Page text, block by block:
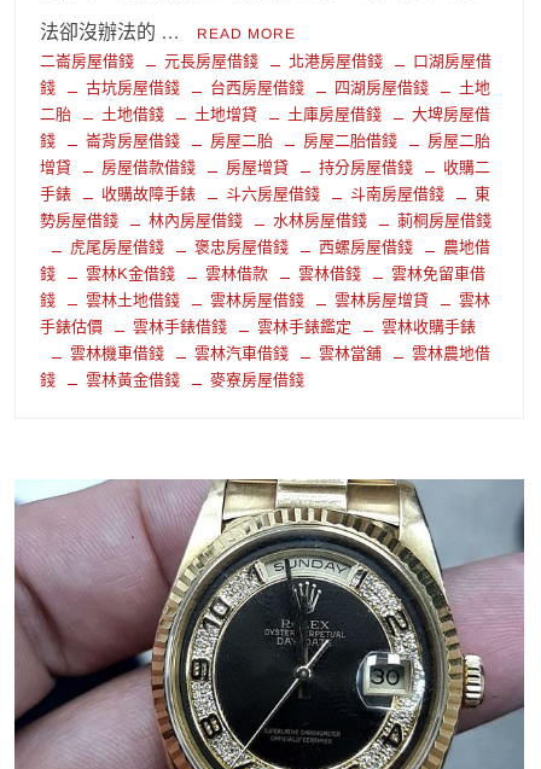
法卻沒辦法的 … READ MORE
二崙房屋借錢 元長房屋借錢 北港房屋借錢
口湖房屋借
錢
古坑房屋借錢 台西房屋借錢 四湖房屋借錢
土地
二胎
土地借錢 土地增貸 土庫房屋借錢
大埤房屋借
錢
崙背房屋借錢 房屋二胎 房屋二胎借錢
房屋二胎
增貸
房屋借款借錢 房屋增貸 持分房屋借錢
收購二
手錶
收購故障手錶 斗六房屋借錢 斗南房屋借錢
東
勢房屋借錢
林內房屋借錢 水林房屋借錢
莿桐房屋借錢
虎尾房屋借錢
褒忠房屋借錢 西螺房屋借錢
農地借
錢
雲林K金借錢 雲林借款 雲林借錢
雲林免留車借
錢
雲林土地借錢 雲林房屋借錢 雲林房屋增貸
雲林
手錶估價
雲林手錶借錢 雲林手錶鑑定
雲林收購手錶
雲林機車借錢
雲林汽車借錢 雲林當舖
雲林農地借
錢
雲林黃金借錢 麥寮房屋借錢